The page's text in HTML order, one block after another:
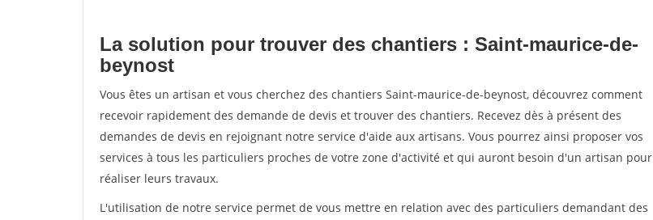
La solution pour trouver des chantiers : Saint-maurice-de-
beynost
Vous êtes un artisan et vous cherchez des chantiers Saint-maurice-de-beynost, découvrez comment
recevoir rapidement des demande de devis et trouver des chantiers. Recevez dès à présent des
demandes de devis en rejoignant notre service d'aide aux artisans. Vous pourrez ainsi proposer vos
services à tous les particuliers proches de votre zone d'activité et qui auront besoin d'un artisan pour
réaliser leurs travaux.
L'utilisation de notre service permet de vous mettre en relation avec des particuliers demandant des